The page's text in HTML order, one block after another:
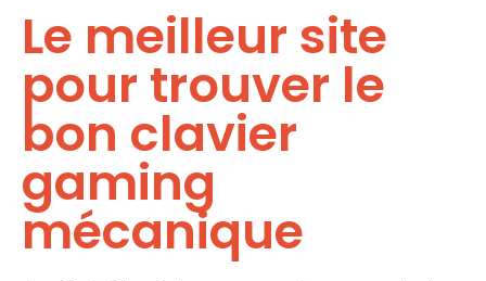
Le meilleur site
pour trouver le
bon clavier
gaming
mécanique